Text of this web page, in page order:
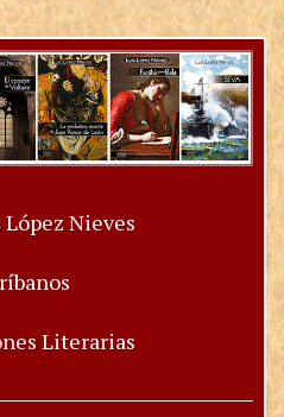
López Nieves
Literarias